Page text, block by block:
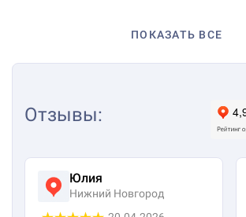
ПОКАЗАТЬ ВСЕ
Отзывы:
Юлия
Нижний Новгород